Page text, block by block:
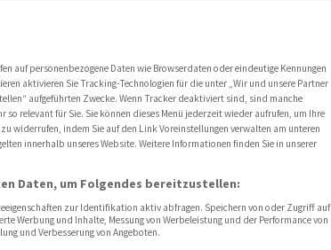
Tief
auf personenbezogene Daten wie Browserdaten oder eindeutige Kennungen
aktivieren Sie Tracking-Technologien für die unter „Wir und unsere Partner
aufgeführten Zwecke. Wenn Tracker deaktiviert sind, sind manche
so relevant für Sie. Sie können dieses Menü jederzeit wieder aufrufen, um Ihre
widerrufen, indem Sie auf den Link Voreinstellungen verwalten am unteren
innerhalb unseres Website. Weitere Informationen finden Sie in unserer
Daten, um Folgendes bereitzustellen:
zur Identifikation aktiv abfragen. Speichern von oder Zugriff auf
Werbung und Inhalte, Messung von Werbeleistung und der Performance von
und Verbesserung von Angeboten.